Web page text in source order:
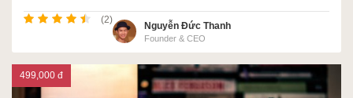
(2)
Nguyễn Đức Thanh
Founder & CEO
499,000 đ